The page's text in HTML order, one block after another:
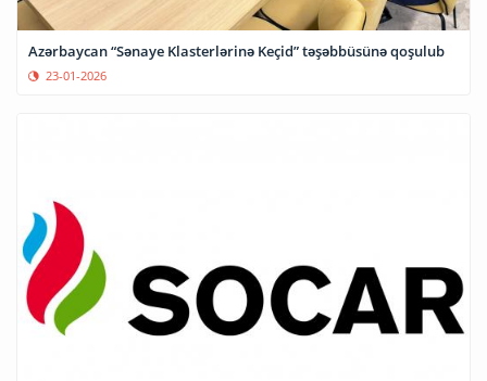
Azərbaycan “Sənaye Klasterlərinə Keçid” təşəbbüsünə qoşulub
23-01-2026